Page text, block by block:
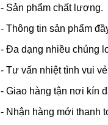
- Sản phẩm chất lượng.
- Thông tin sản phẩm
- Đa dạng nhiều chủng
- Tư vấn nhiệt tình vui
- Giao hàng tận nơi kín
- Nhận hàng mới thanh